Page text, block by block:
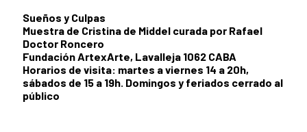
Sueños y Culpas
Muestra de Cristina de Middel curada por Rafael
Doctor Roncero
Fundación ArtexArte, Lavalleja 1062 CABA
Horarios de visita: martes a viernes 14 a 20h,
sábados de 15 a 19h. Domingos y feriados cerrado al
público